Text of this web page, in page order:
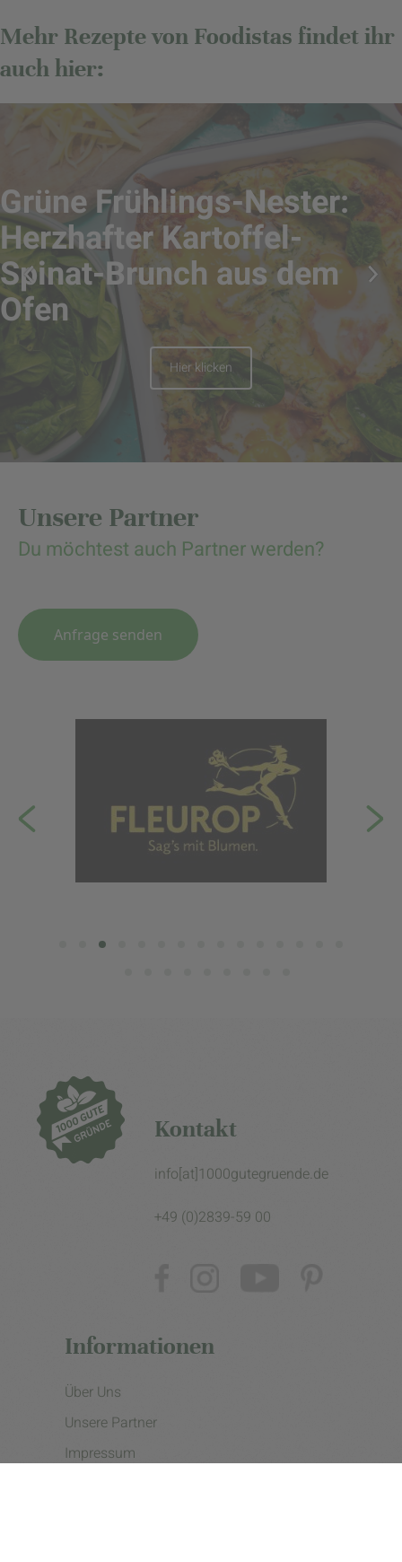
Mehr Rezepte von Foodistas findet ihr
auch hier:
Grüne Frühlings-Nester:
Herzhafter Kartoffel-
Spinat-Brunch aus dem
Ofen
Hier klicken
Unsere Partner
Du möchtest auch Partner werden?
Anfrage senden
Kontakt
info[at]1000gutegruende.de
+49 (0)2839-59 00
Informationen
Über Uns
Unsere Partner
Impressum